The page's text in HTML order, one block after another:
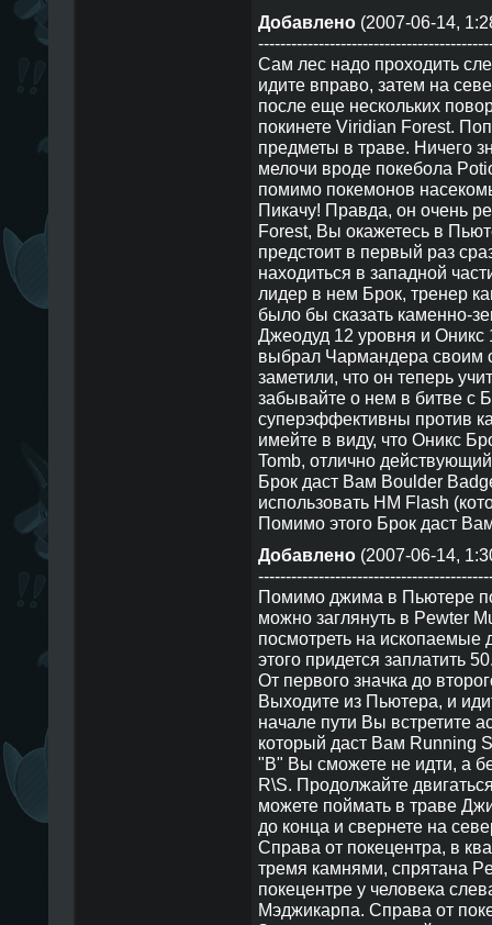
Добавлено(2007-06-14,
Сам лес надо проходить
идите вправо, затем на
после еще нескольких
покинете Viridian Forest.
предметы в траве. Ничего
мелочи вроде покебола
помимо покемонов
Пикачу! Правда, он очень
Forest, Вы окажетесь в
предстоит в первый раз
находиться в западной
лидер в нем Брок, тренер
было бы сказать каменно-
Джеодуд 12 уровня и Оникс
выбрал Чармандера своим
заметили, что он теперь
забывайте о нем в битве с
суперэффективны против
имейте в виду, что Оникс
Tomb, отлично
Брок даст Вам Boulder
использовать HM Flash
Помимо этого Брок даст
Добавлено(2007-06-14,
Помимо джима в Пьютере
можно заглянуть в Pewter
посмотреть на ископаемые
этого придется заплатить
От первого значка до
Выходите из Пьютера, и
начале пути Вы встретите
который даст Вам Running
"B" Вы сможете не идти, а
R\S. Продолжайте
можете поймать в траве
до конца и свернете на
Справа от покецентра, в
тремя камнями, спрятана
покецентре у человека
Мэджикарпа. Справа от